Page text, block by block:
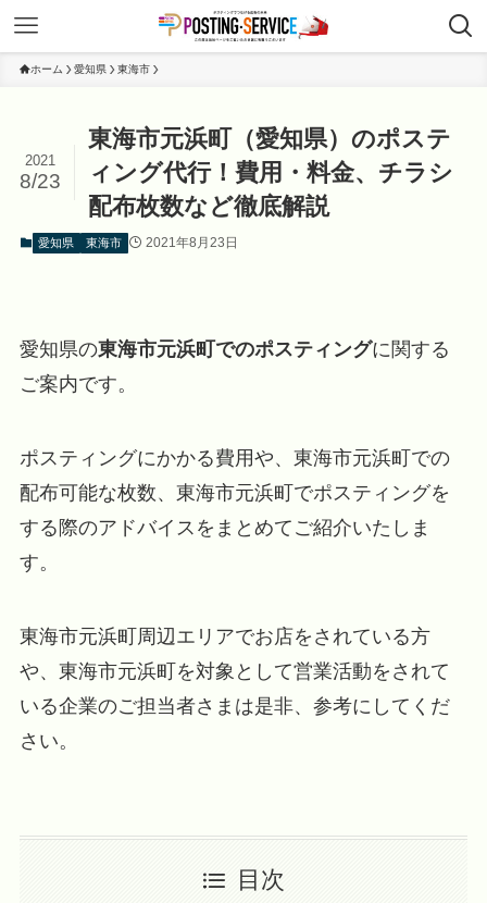
ホーム 愛知県 東海市
東海市元浜町（愛知県）のポステ
ィング代行！費用・料金、チラシ
配布枚数など徹底解説
2021
8/23
愛知県 東海市 2021年8月23日
愛知県の東海市元浜町でのポスティングに関する
ご案内です。
ポスティングにかかる費用や、東海市元浜町での
配布可能な枚数、東海市元浜町でポスティングを
する際のアドバイスをまとめてご紹介いたしま
す。
東海市元浜町周辺エリアでお店をされている方
や、東海市元浜町を対象として営業活動をされて
いる企業のご担当者さまは是非、参考にしてくだ
さい。
目次